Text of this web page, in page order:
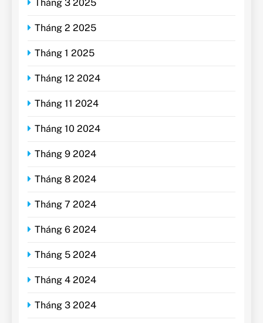
Tháng 3 2025
Tháng 2 2025
Tháng 1 2025
Tháng 12 2024
Tháng 11 2024
Tháng 10 2024
Tháng 9 2024
Tháng 8 2024
Tháng 7 2024
Tháng 6 2024
Tháng 5 2024
Tháng 4 2024
Tháng 3 2024